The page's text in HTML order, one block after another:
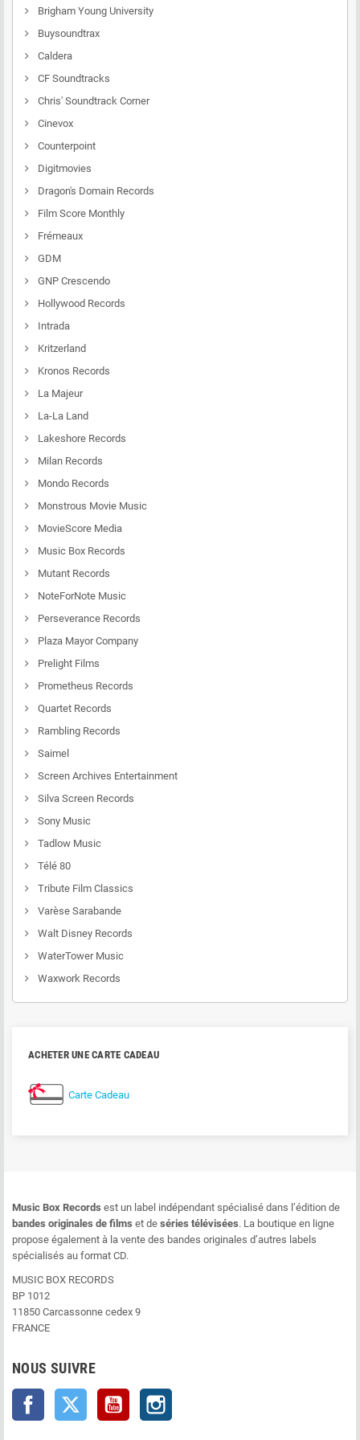
Brigham Young University
Buysoundtrax
Caldera
CF Soundtracks
Chris' Soundtrack Corner
Cinevox
Counterpoint
Digitmovies
Dragon's Domain Records
Film Score Monthly
Frémeaux
GDM
GNP Crescendo
Hollywood Records
Intrada
Kritzerland
Kronos Records
La Majeur
La-La Land
Lakeshore Records
Milan Records
Mondo Records
Monstrous Movie Music
MovieScore Media
Music Box Records
Mutant Records
NoteForNote Music
Perseverance Records
Plaza Mayor Company
Prelight Films
Prometheus Records
Quartet Records
Rambling Records
Saimel
Screen Archives Entertainment
Silva Screen Records
Sony Music
Tadlow Music
Télé 80
Tribute Film Classics
Varèse Sarabande
Walt Disney Records
WaterTower Music
Waxwork Records
ACHETER UNE CARTE CADEAU
Carte Cadeau
Music Box Records est un label indépendant spécialisé dans l’édition de
bandes originales de films et de séries télévisées. La boutique en ligne
propose également à la vente des bandes originales d’autres labels
spécialisés au format CD.
MUSIC BOX RECORDS
BP 1012
11850 Carcassonne cedex 9
FRANCE
NOUS SUIVRE
Facebook Twitter YouTube